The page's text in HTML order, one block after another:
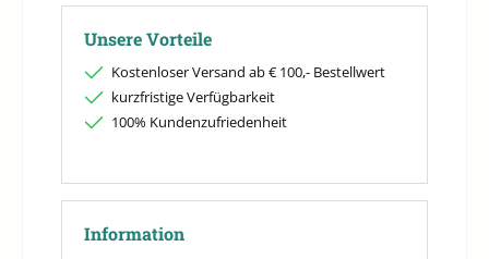
Unsere Vorteile
Kostenloser Versand ab € 100,- Bestellwert
kurzfristige Verfügbarkeit
100% Kundenzufriedenheit
Information